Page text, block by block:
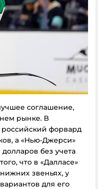
соглашение,
рынке. В
форвард
а «Нью-Джерси»
долларов без учета
что в «Далласе»
звеньях, у
для его